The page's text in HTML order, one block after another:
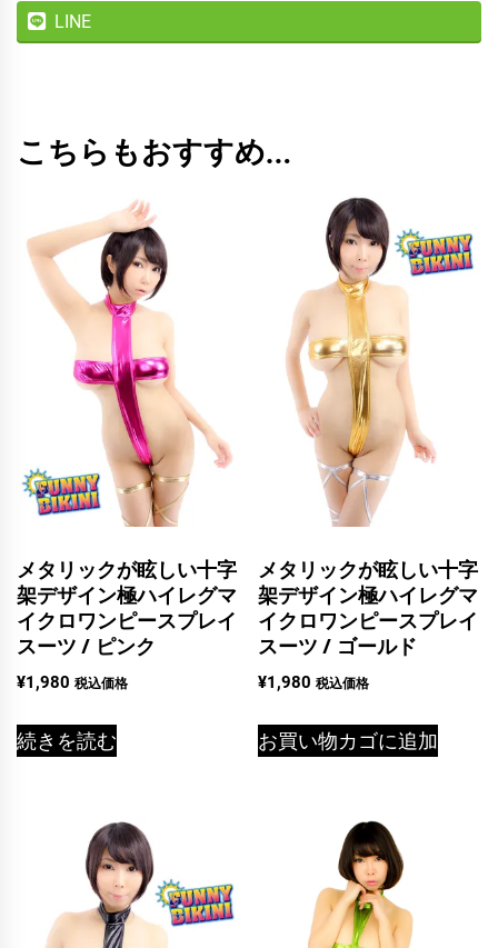
LINE
こちらもおすすめ…
メタリックが眩しい十字
架デザイン極ハイレグマ
イクロワンピースプレイ
スーツ / ピンク
¥1,980 税込価格
続きを読む
メタリックが眩しい十字
架デザイン極ハイレグマ
イクロワンピースプレイ
スーツ / ゴールド
¥1,980 税込価格
お買い物カゴに追加